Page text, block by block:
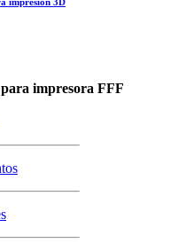
impresión 3D
para impresora FFF